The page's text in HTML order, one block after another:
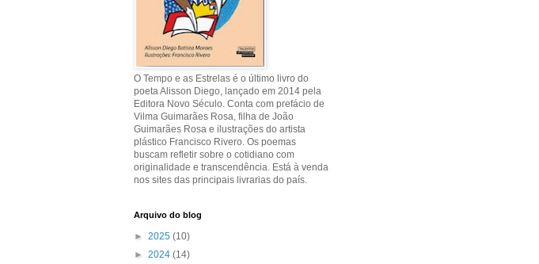
O Tempo e as Estrelas é o último livro do
poeta Alisson Diego, lançado em 2014 pela
Editora Novo Século. Conta com prefácio de
Vilma Guimarães Rosa, filha de João
Guimarães Rosa e ilustrações do artista
plástico Francisco Rivero. Os poemas
buscam refletir sobre o cotidiano com
originalidade e transcendência. Está à venda
nos sites das principais livrarias do país.
Arquivo do blog
► 2025 (10)
► 2024 (14)